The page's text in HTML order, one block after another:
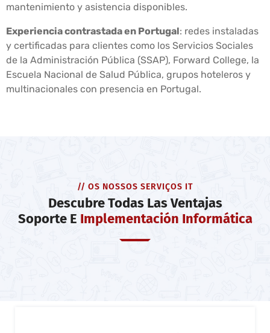
mantenimiento y asistencia disponibles.
Experiencia contrastada en Portugal: redes instaladas
y certificadas para clientes como los Servicios Sociales
de la Administración Pública (SSAP), Forward College, la
Escuela Nacional de Salud Pública, grupos hoteleros y
multinacionales con presencia en Portugal.
// OS NOSSOS SERVIÇOS IT
Descubre Todas Las Ventajas
Soporte E Implementación Informática